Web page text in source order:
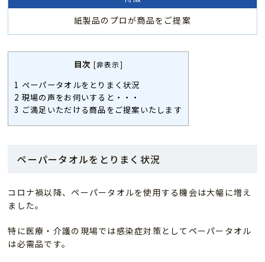
紙製品のプロが商品をご提案
目次 [非表示]
1 ペーパータオルをとりまく状況
2 現場の声をお伺いすると・・・
3 ご満足いただける商品をご提案いたします
ペーパータオルをとりまく状況
コロナ禍以降、ペーパータオルを使用する機会は大幅に増え
ました。
特に医療・介護の現場では感染症対策としてペーパータオル
は必需品です。